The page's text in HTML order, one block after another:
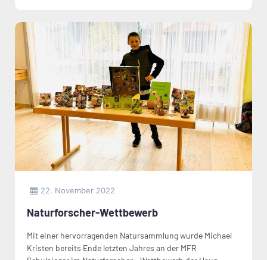
22. November 2022
Naturforscher-Wettbewerb
Mit einer hervorragenden Natursammlung wurde Michael
Kristen bereits Ende letzten Jahres an der MFR